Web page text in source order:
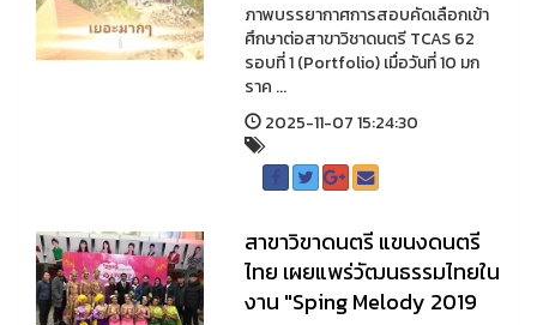
ภาพบรรยากาศการสอบคัดเลือกเข้า
ศึกษาต่อสาขาวิชาดนตรี TCAS 62
รอบที่ 1 (Portfolio) เมื่อวันที่ 10 มก
ราค ...
2025-11-07 15:24:30
สาขาวิขาดนตรี แขนงดนตรี
ไทย เผยแพร่วัฒนธรรมไทยใน
งาน "Sping Melody 2019